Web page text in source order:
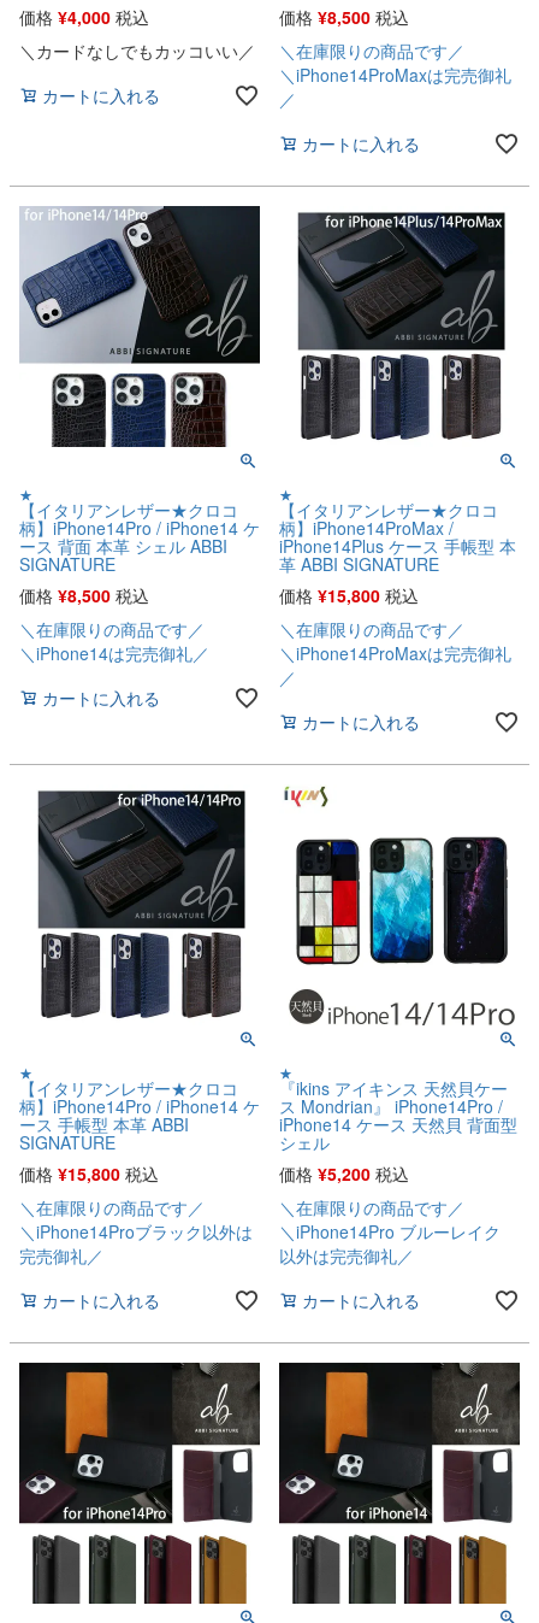
価格 ¥4,000 税込
＼カードなしでもカッコいい／
カートに入れる
価格 ¥8,500 税込
＼在庫限りの商品です／
＼iPhone14ProMaxは完売御礼
／
カートに入れる
★
【イタリアンレザー★クロコ
柄】iPhone14Pro / iPhone14 ケ
ース 背面 本革 シェル ABBI
SIGNATURE
価格 ¥8,500 税込
＼在庫限りの商品です／
＼iPhone14は完売御礼／
カートに入れる
★
【イタリアンレザー★クロコ
柄】iPhone14ProMax /
iPhone14Plus ケース 手帳型 本
革 ABBI SIGNATURE
価格 ¥15,800 税込
＼在庫限りの商品です／
＼iPhone14ProMaxは完売御礼
／
カートに入れる
★
【イタリアンレザー★クロコ
柄】iPhone14Pro / iPhone14 ケ
ース 手帳型 本革 ABBI
SIGNATURE
価格 ¥15,800 税込
＼在庫限りの商品です／
＼iPhone14Proブラック以外は
完売御礼／
カートに入れる
★
『ikins アイキンス 天然貝ケー
ス Mondrian』 iPhone14Pro /
iPhone14 ケース 天然貝 背面型
シェル
価格 ¥5,200 税込
＼在庫限りの商品です／
＼iPhone14Pro ブルーレイク
以外は完売御礼／
カートに入れる